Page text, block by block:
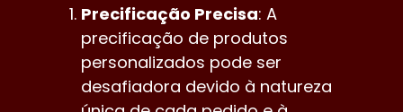
Precificação Precisa: A
precificação de produtos
personalizados pode ser
desafiadora devido à natureza